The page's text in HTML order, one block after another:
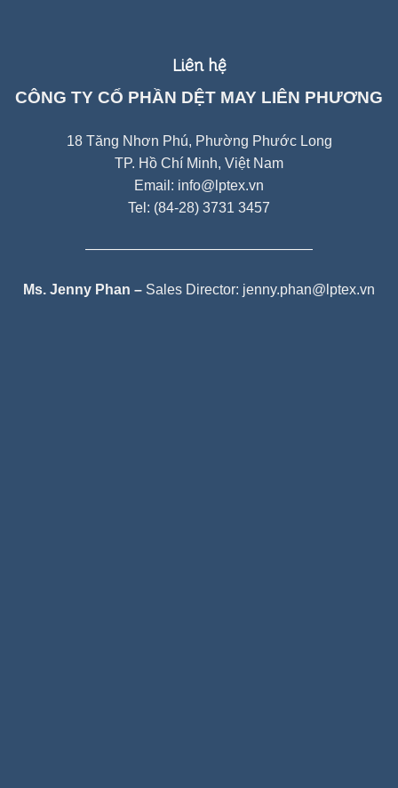
Liên hệ
CÔNG TY CỔ PHẦN DỆT MAY LIÊN PHƯƠNG
18 Tăng Nhơn Phú, Phường Phước Long
TP. Hồ Chí Minh, Việt Nam
Email: info@lptex.vn
Tel: (84-28) 3731 3457
————————————————
Ms. Jenny Phan – Sales Director: jenny.phan@lptex.vn